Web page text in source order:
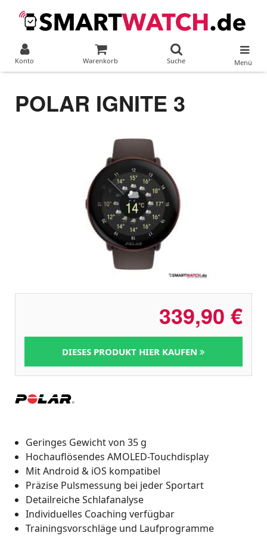
Konto Warenkorb Suche Menü
POLAR IGNITE 3
339,90 €
DIESES PRODUKT HIER KAUFEN
Geringes Gewicht von 35 g
Hochauflösendes AMOLED-Touchdisplay
Mit Android & iOS kompatibel
Präzise Pulsmessung bei jeder Sportart
Detailreiche Schlafanalyse
Individuelles Coaching verfügbar
Trainingsvorschläge und Laufprogramme